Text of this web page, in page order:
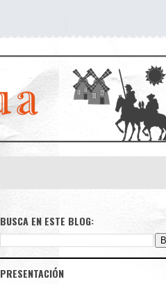
BUSCA EN ESTE BLOG:
PRESENTACIÓN